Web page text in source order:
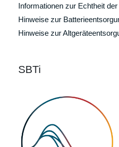
Informationen zur Echtheit
Hinweise zur
Hinweise zur
SBTi